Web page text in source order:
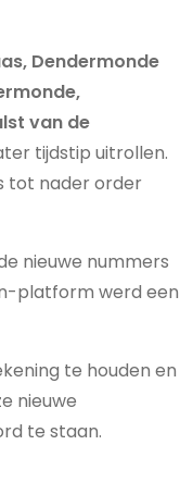
Dendermonde
van de
tijdstip uitrollen.
tot nader order
nieuwe nummers
platform werd een
te houden en
nieuwe
te staan.